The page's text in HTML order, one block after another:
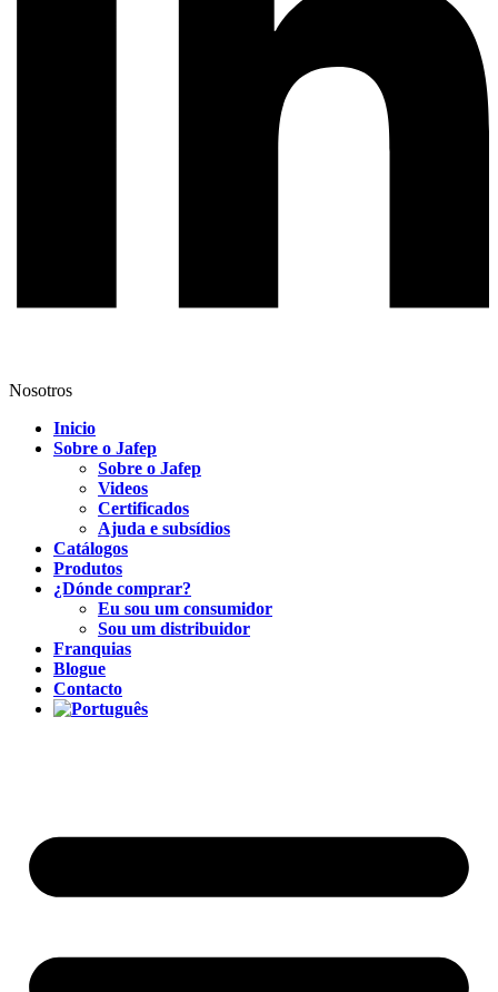
Nosotros
Inicio
Sobre o Jafep
Sobre o Jafep
Videos
Certificados
Ajuda e subsídios
Catálogos
Produtos
¿Dónde comprar?
Eu sou um consumidor
Sou um distribuidor
Franquias
Blogue
Contacto